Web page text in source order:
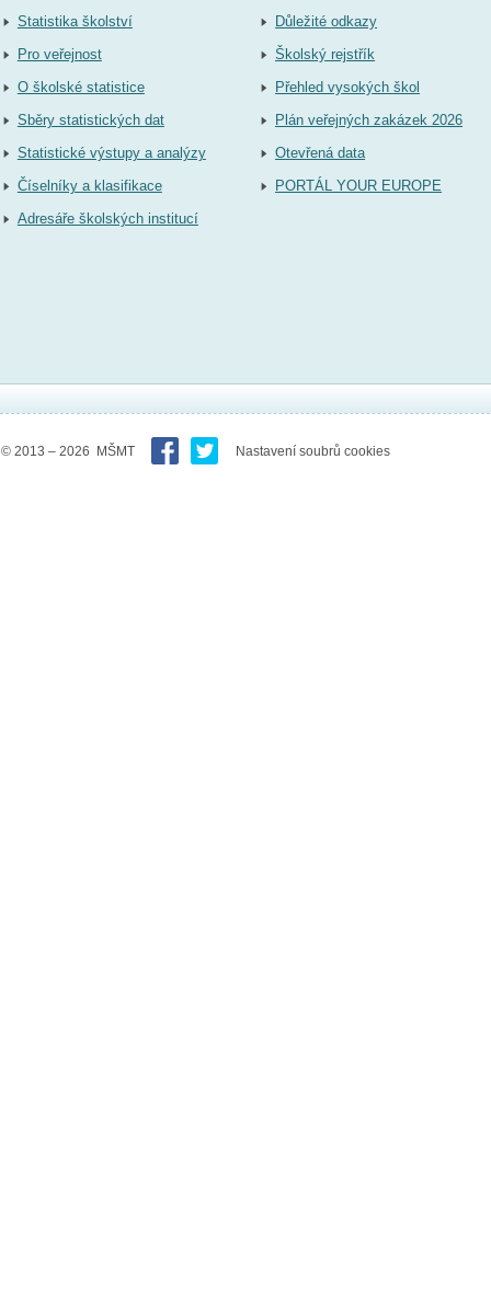
Statistika školství
Pro veřejnost
O školské statistice
Sběry statistických dat
Statistické výstupy a analýzy
Číselníky a klasifikace
Adresáře školských institucí
Důležité odkazy
Školský rejstřík
Přehled vysokých škol
Plán veřejných zakázek 2026
Otevřená data
PORTÁL YOUR EUROPE
© 2013 – 2026 MŠMT Nastavení soubrů cookies